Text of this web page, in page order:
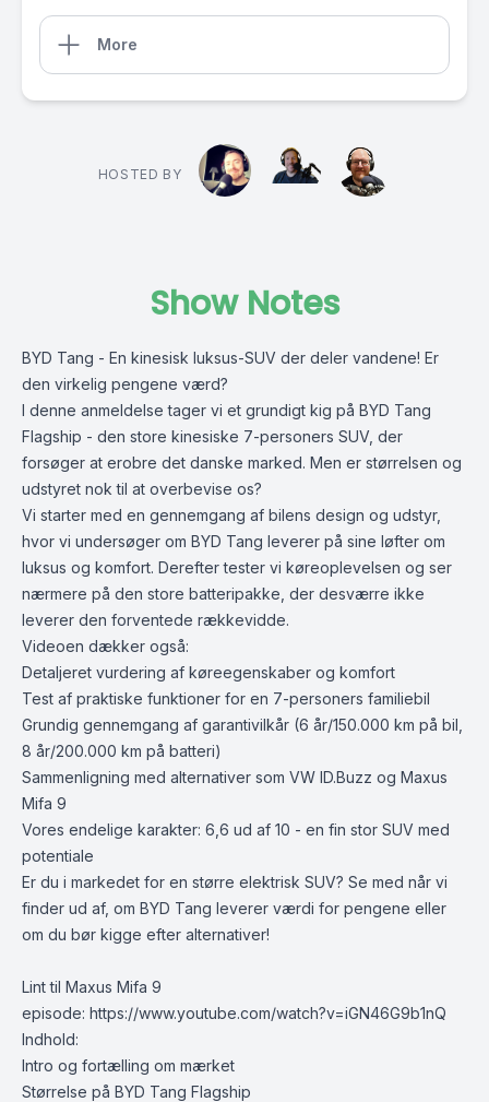
More
HOSTED BY
Show Notes
BYD Tang - En kinesisk luksus-SUV der deler vandene! Er
den virkelig pengene værd?
I denne anmeldelse tager vi et grundigt kig på BYD Tang
Flagship - den store kinesiske 7-personers SUV, der
forsøger at erobre det danske marked. Men er størrelsen og
udstyret nok til at overbevise os?
Vi starter med en gennemgang af bilens design og udstyr,
hvor vi undersøger om BYD Tang leverer på sine løfter om
luksus og komfort. Derefter tester vi køreoplevelsen og ser
nærmere på den store batteripakke, der desværre ikke
leverer den forventede rækkevidde.
Videoen dækker også:
Detaljeret vurdering af køreegenskaber og komfort
Test af praktiske funktioner for en 7-personers familiebil
Grundig gennemgang af garantivilkår (6 år/150.000 km på bil,
8 år/200.000 km på batteri)
Sammenligning med alternativer som VW ID.Buzz og Maxus
Mifa 9
Vores endelige karakter: 6,6 ud af 10 - en fin stor SUV med
potentiale
Er du i markedet for en større elektrisk SUV? Se med når vi
finder ud af, om BYD Tang leverer værdi for pengene eller
om du bør kigge efter alternativer!
Lint til Maxus Mifa 9
episode: https://www.youtube.com/watch?v=iGN46G9b1nQ
Indhold:
Intro og fortælling om mærket
Størrelse på BYD Tang Flagship